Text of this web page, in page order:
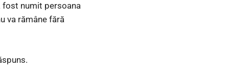
fost numit persoana
va rămâne fără